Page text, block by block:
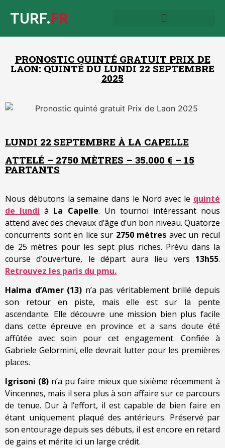
TURF.FR
PRONOSTIC QUINTÉ GRATUIT PRIX DE
LAON: QUINTÉ DU LUNDI 22 SEPTEMBRE
2025
LUNDI 22 SEPTEMBRE À LA CAPELLE
ATTELÉ – 2750 MÈTRES – 35.000 € – 15
PARTANTS
Nous débutons la semaine dans le Nord avec le quinté
de lundi à La Capelle. Un tournoi intéressant nous
attend avec des chevaux d’âge d’un bon niveau. Quatorze
concurrents sont en lice sur 2750 mètres avec un recul
de 25 mètres pour les sept plus riches. Prévu dans la
course d’ouverture, le départ aura lieu vers 13h55.
Retrouvez les paris du pmu.
Halma d’Amer (13) n’a pas véritablement brillé depuis
son retour en piste, mais elle est sur la pente
ascendante. Elle découvre une mission bien plus facile
dans cette épreuve en province et a sans doute été
affûtée avec soin pour cet engagement. Confiée à
Gabriele Gelormini, elle devrait lutter pour les premières
places.
Igrisoni (8) n’a pu faire mieux que sixième récemment à
Vincennes, mais il sera plus à son affaire sur ce parcours
de tenue. Dur à l’effort, il est capable de bien faire en
étant uniquement plaqué des antérieurs. Préservé par
son entourage depuis ses débuts, il est encore en retard
de gains et mérite ici un large crédit.